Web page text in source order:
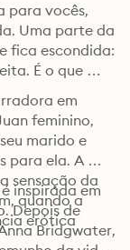
para vocês,
Uma parte da
fica escondida:
É o que
em
feminino,
marido e
para ela. A
sensação da
quando a
erótica
inspirada em
Depois de
Bridgwater,